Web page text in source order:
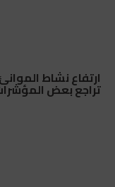
ارتفاع نشاط
تراجع بعض